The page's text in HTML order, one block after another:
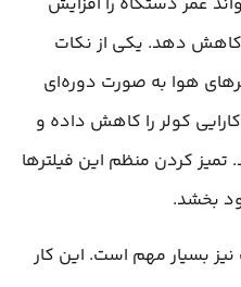
کاهش دهد. یکی از نکات
هوا به صورت دوره‌ای
کولر را کاهش داده و
کردن منظم این فیلترها
بخشد.
بسیار مهم است. این کار